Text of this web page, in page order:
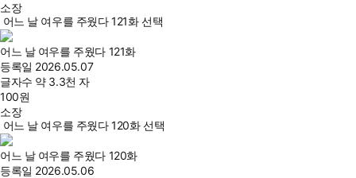
소장
어느 날 여우를 주웠다 121화 선택
어느 날 여우를 주웠다 121화
등록일 2026.05.07
글자수 약 3.3천 자
100원
소장
어느 날 여우를 주웠다 120화 선택
어느 날 여우를 주웠다 120화
등록일 2026.05.06